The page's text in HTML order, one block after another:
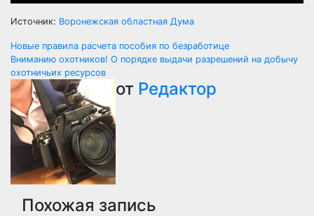
Источник: Воронежская областная Дума
Навигация
по
записям
Новые правила расчета пособия по безработице
Вниманию охотников! О порядке выдачи разрешений на добычу
охотничьих ресурсов
от Редактор
Похожая запись